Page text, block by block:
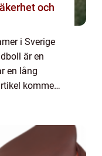
och
i Sverige
är en
en lång
kommer